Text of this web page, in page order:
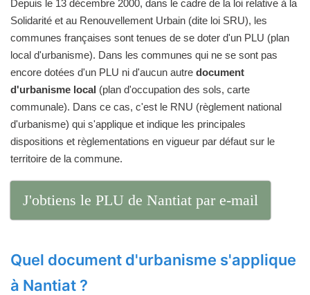
Depuis le 13 décembre 2000, dans le cadre de la loi relative à la
Solidarité et au Renouvellement Urbain (dite loi SRU), les
communes françaises sont tenues de se doter d'un PLU (plan
local d'urbanisme). Dans les communes qui ne se sont pas
encore dotées d'un PLU ni d'aucun autre document
d'urbanisme local (plan d'occupation des sols, carte
communale). Dans ce cas, c'est le RNU (règlement national
d'urbanisme) qui s'applique et indique les principales
dispositions et règlementations en vigueur par défaut sur le
territoire de la commune.
J'obtiens le PLU de Nantiat par e-mail
Quel document d'urbanisme s'applique
à Nantiat ?